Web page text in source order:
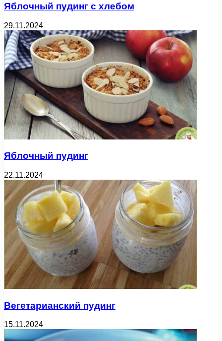
Яблочный пудинг с хлебом
29.11.2024
Яблочный пудинг
22.11.2024
Вегетарианский пудинг
15.11.2024